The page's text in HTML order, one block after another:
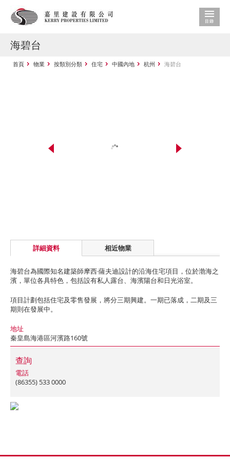
海碧台
首頁 物業 按類別分類 住宅 中國內地 杭州 海碧台
詳細資料 相近物業
海碧台為國際知名建築師摩西·薩夫迪設計的沿海住宅項目，位於渤海之
濱，單位各具特色，包括設有私人露台、海濱陽台和日光浴室。
項目計劃包括住宅及零售發展，將分三期興建。一期已落成，二期及三
期則在發展中。
地址
秦皇島海港區河濱路160號
查詢
電話
(86355) 533 0000